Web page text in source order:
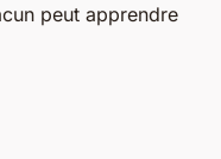
peut apprendre